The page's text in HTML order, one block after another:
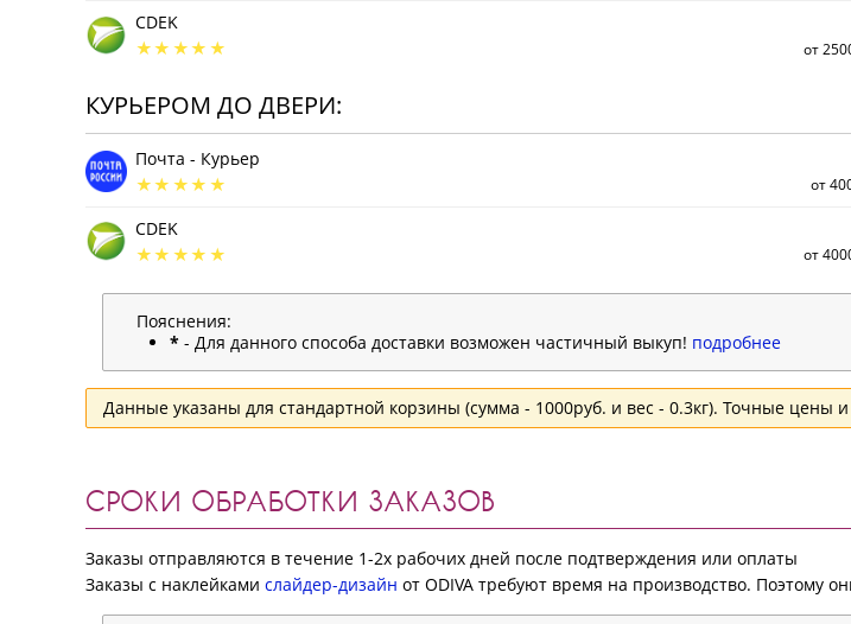
CDEK
от
КУРЬЕРОМ ДО ДВЕРИ:
Почта - Курьер
от
CDEK
от
Пояснения:
* - Для данного способа доставки возможен частичный выкуп! подробнее
Данные указаны для стандартной корзины (сумма - 1000руб. и вес - 0.3кг). Точные цены
СРОКИ ОБРАБОТКИ ЗАКАЗОВ
Заказы отправляются в течение 1-2х рабочих дней после подтверждения или оплаты
Заказы с наклейками слайдер-дизайн от ODIVA требуют время на производство. Поэтому